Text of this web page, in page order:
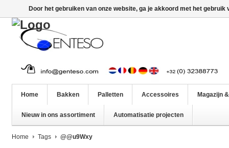
Home Bakken Palletten Accessoires Magazijn
Nieuw in ons assortiment Automatisatie projecten
Home Tags @@u9Wxy
Door het gebruiken van onze website, ga je akkoord met het